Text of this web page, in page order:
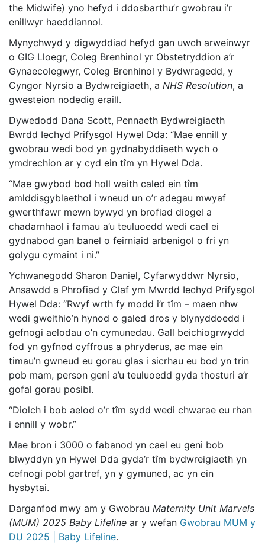
the Midwife) yno hefyd i ddosbarthu’r gwobrau i’r
enillwyr haeddiannol.
Mynychwyd y digwyddiad hefyd gan uwch arweinwyr
o GIG Lloegr, Coleg Brenhinol yr Obstetryddion a’r
Gynaecolegwyr, Coleg Brenhinol y Bydwragedd, y
Cyngor Nyrsio a Bydwreigiaeth, a NHS Resolution, a
gwesteion nodedig eraill.
Dywedodd Dana Scott, Pennaeth Bydwreigiaeth
Bwrdd Iechyd Prifysgol Hywel Dda: “Mae ennill y
gwobrau wedi bod yn gydnabyddiaeth wych o
ymdrechion ar y cyd ein tîm yn Hywel Dda.
“Mae gwybod bod holl waith caled ein tîm
amlddisgyblaethol i wneud un o’r adegau mwyaf
gwerthfawr mewn bywyd yn brofiad diogel a
chadarnhaol i famau a’u teuluoedd wedi cael ei
gydnabod gan banel o feirniaid arbenigol o fri yn
golygu cymaint i ni.”
Ychwanegodd Sharon Daniel, Cyfarwyddwr Nyrsio,
Ansawdd a Phrofiad y Claf ym Mwrdd Iechyd Prifysgol
Hywel Dda: “Rwyf wrth fy modd i’r tîm – maen nhw
wedi gweithio’n hynod o galed dros y blynyddoedd i
gefnogi aelodau o’n cymunedau. Gall beichiogrwydd
fod yn gyfnod cyffrous a phryderus, ac mae ein
timau’n gwneud eu gorau glas i sicrhau eu bod yn trin
pob mam, person geni a’u teuluoedd gyda thosturi a’r
gofal gorau posibl.
“Diolch i bob aelod o’r tîm sydd wedi chwarae eu rhan
i ennill y wobr.”
Mae bron i 3000 o fabanod yn cael eu geni bob
blwyddyn yn Hywel Dda gyda’r tîm bydwreigiaeth yn
cefnogi pobl gartref, yn y gymuned, ac yn ein
hysbytai.
Darganfod mwy am y Gwobrau Maternity Unit Marvels
(MUM) 2025 Baby Lifeline ar y wefan Gwobrau MUM y
DU 2025 | Baby Lifeline.